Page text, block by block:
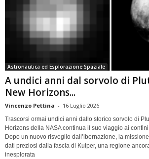
Astronautica ed Esplorazione Spaziale
A undici anni dal sorvolo di
New Horizons...
Vincenzo Pettina - 16 Luglio 2026
Trascorsi ormai undici anni dallo storico sorvolo di
Horizons della NASA continua il suo viaggio ai
Dopo un nuovo risveglio dall’ibernazione, la
dati preziosi dalla fascia di Kuiper, una regione
inesplorata